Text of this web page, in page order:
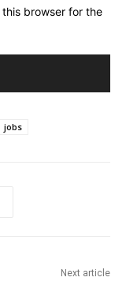
browser for the
jobs
Next article